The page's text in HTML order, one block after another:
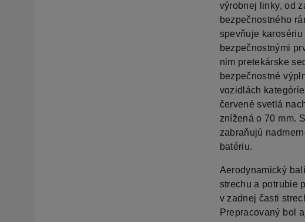
výrobnej linky, od
bezpečnostného
spevňuje
bezpečnostnými
nim pretekárske
bezpečnostné
vozidlách
červené svetlá
znížená o 70 mm.
zabraňujú
batériu.
Aerodynamický
strechu a potrubie
v zadnej časti
Prepracovaný bol